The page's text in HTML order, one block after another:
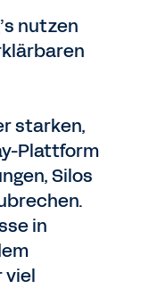
nutzen
starken,
Plattform
Silos
in
viel